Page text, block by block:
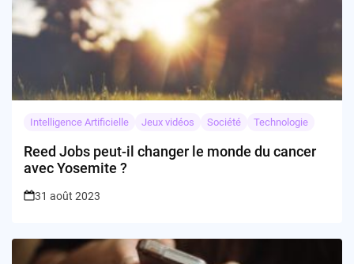
Intelligence Artificielle Jeux vidéos Société Technologie
Reed Jobs peut-il changer le monde du cancer
avec Yosemite ?
31 août 2023